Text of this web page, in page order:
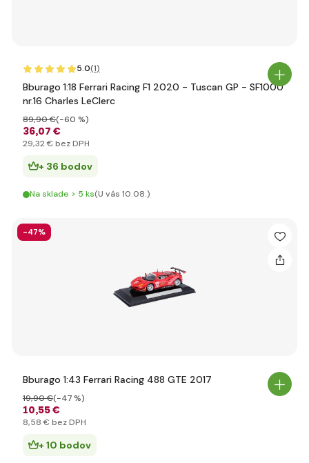
5.0(1)
Bburago 1:18 Ferrari Racing F1 2020 - Tuscan GP - SF1000
nr.16 Charles LeClerc
36,07 €
89,90 €(-60 %)
29,32 € bez DPH
+ 36 bodov
Na sklade > 5 ks(U vás 10.08.)
-47%
Bburago 1:43 Ferrari Racing 488 GTE 2017
10,55 €
19,90 €(-47 %)
8,58 € bez DPH
+ 10 bodov